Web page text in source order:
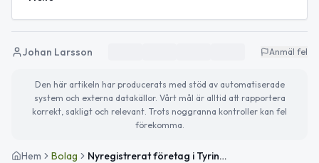
Johan Larsson Anmäl fel
Den här artikeln har producerats med stöd av automatiserade
system och externa datakällor. Vårt mål är alltid att rapportera
korrekt, sakligt och relevant. Trots noggranna kontroller kan fel
förekomma.
Hem Bolag Nyregistrerat företag i Tyringe för plasttillverkning